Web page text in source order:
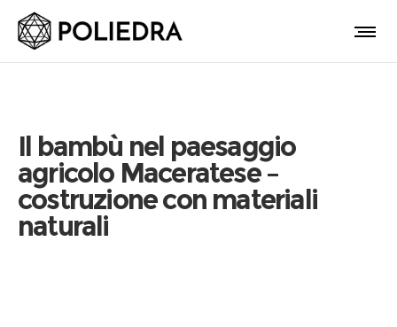
Il bambù nel paesaggio
agricolo Maceratese –
costruzione con materiali
naturali